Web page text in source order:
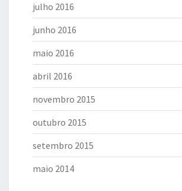
julho 2016
junho 2016
maio 2016
abril 2016
novembro 2015
outubro 2015
setembro 2015
maio 2014